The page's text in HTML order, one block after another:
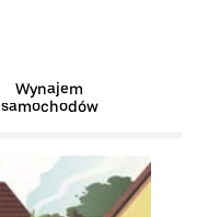
Wynajem
samochodów